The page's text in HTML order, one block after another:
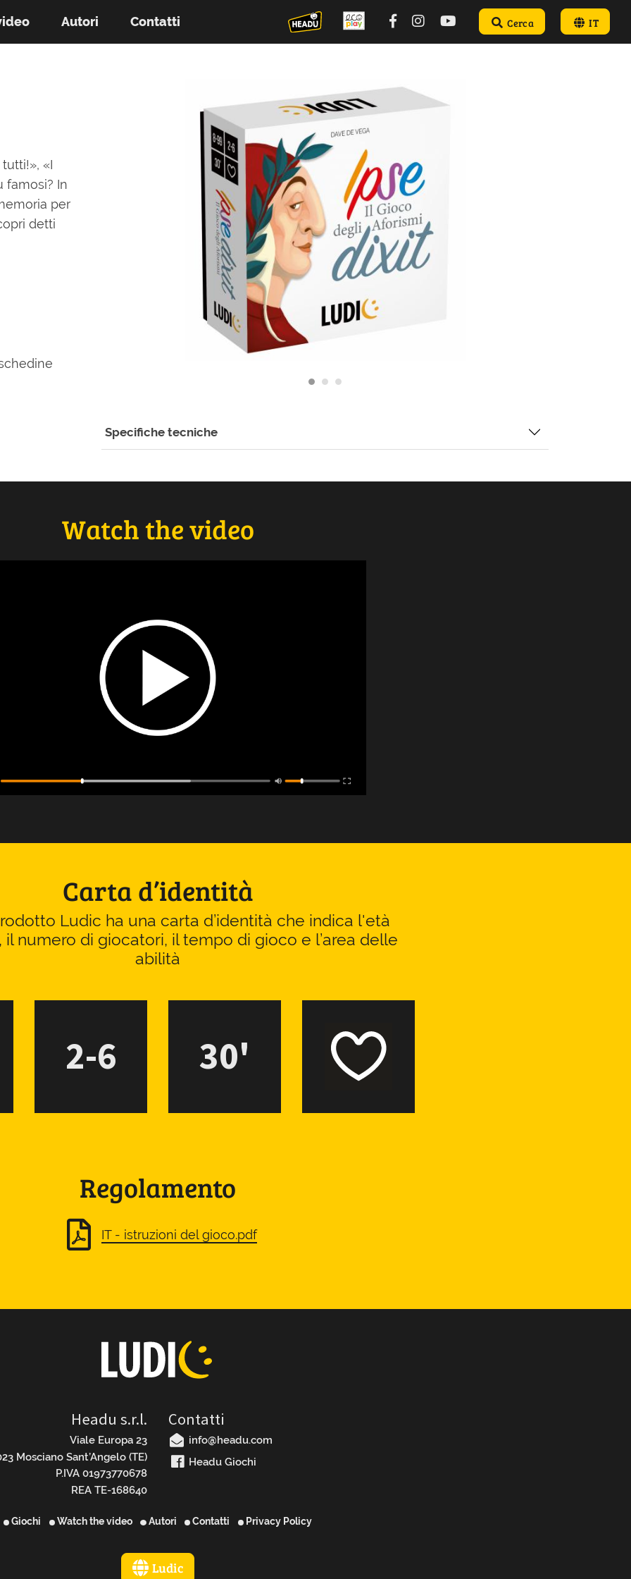
Autori Contatti Cerca IT
«I
famosi? In
per
detti
Specifiche tecniche
Watch the video
Carta d’identità
Ludic ha una carta d’identità che indica l'età
il numero di giocatori, il tempo di gioco e l’area delle
abilità
2-6 30'
Regolamento
IT - istruzioni del gioco.pdf
Headu s.r.l.
Viale Europa 23
Mosciano Sant’Angelo (TE)
P.IVA 01973770678
REA TE-168640
Contatti
info@headu.com
Headu Giochi
Giochi Watch the video Autori Contatti Privacy Policy
Ludic